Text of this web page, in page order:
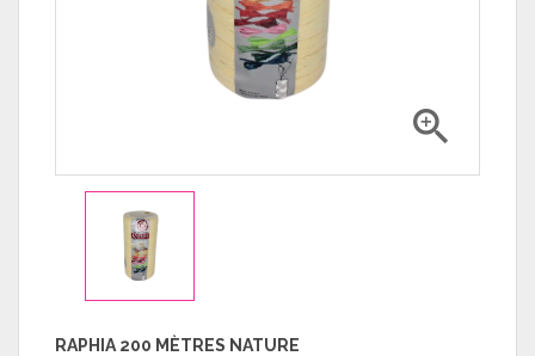

RAPHIA 200 MÈTRES NATURE